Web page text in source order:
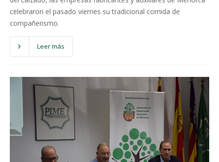
celebraron el pasado viernes su tradicional comida de
compañerismo.
Leer más